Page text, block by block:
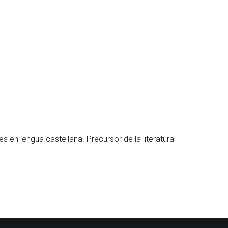
en lengua castellana. Precursor de la literatura